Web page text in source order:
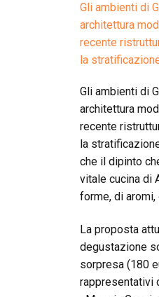
Gli ambienti di
architettura
recente
la
Gli ambienti di
architettura
recente
la
che il dipinto
vitale cucina di
forme, di aromi,
La proposta
degustazione
sorpresa (180
rappresentativi